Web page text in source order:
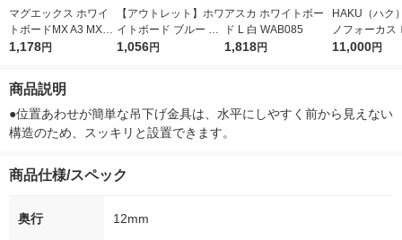
マグエックス ホワイ
トボードMX A3 MXW
H-A3
1,178円
【アウトレット】ホワ
イトボード ブルー M
WB081B アスカ
1,056円
アスカ ホワイトボー
ド L 白 WAB085
1,818円
HAKU（ハ
ノフォーカ
5ｇ 資生堂
11,000円
商品説明
●位置あわせが簡単な吊下げ金具は、水平にしやすく前から見えない
構造のため、スッキリと設置できます。
商品仕様/スペック
奥行 12mm